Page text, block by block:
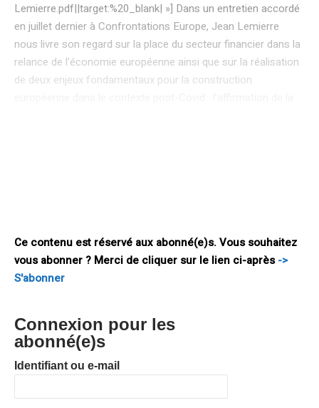
Lemierre.pdf||target:%20_blank| »] Dans un entretien accordé
en juillet dernier à Confrontations Europe, Jean Lemierre
nous livre son regard sur la place du secteur financier dans la
relance de l’économie européenne ainsi que sur la réalisation
de deux enjeux fondamentaux pour la construction
Ce contenu est réservé aux abonné(e)s. Vous souhaitez
vous abonner ? Merci de cliquer sur le lien ci-après->
S'abonner
Connexion pour les
abonné(e)s
Identifiant ou e-mail